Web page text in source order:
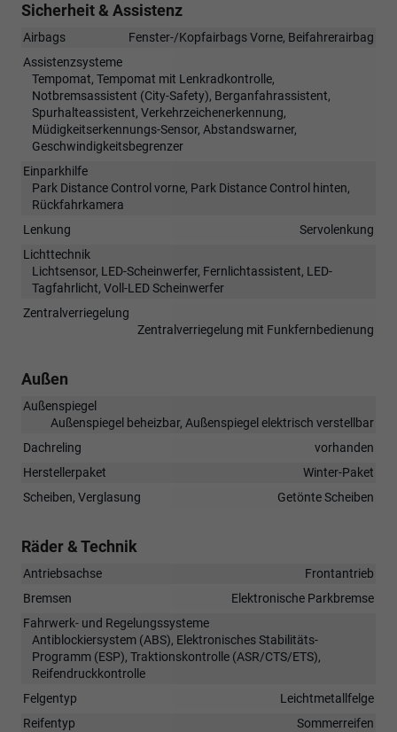
Sicherheit & Assistenz
Airbags
Fenster-/Kopfairbags Vorne, Beifahrerairbag
Assistenzsysteme
Tempomat, Tempomat mit Lenkradkontrolle,
Notbremsassistent (City-Safety), Berganfahrassistent,
Spurhalteassistent, Verkehrzeichenerkennung,
Müdigkeitserkennungs-Sensor, Abstandswarner,
Geschwindigkeitsbegrenzer
Einparkhilfe
Park Distance Control vorne, Park Distance Control hinten,
Rückfahrkamera
Lenkung
Servolenkung
Lichttechnik
Lichtsensor, LED-Scheinwerfer, Fernlichtassistent, LED-
Tagfahrlicht, Voll-LED Scheinwerfer
Zentralverriegelung
Zentralverriegelung mit Funkfernbedienung
Außen
Außenspiegel
Außenspiegel beheizbar, Außenspiegel elektrisch verstellbar
Dachreling
vorhanden
Herstellerpaket
Winter-Paket
Scheiben, Verglasung
Getönte Scheiben
Räder & Technik
Antriebsachse
Frontantrieb
Bremsen
Elektronische Parkbremse
Fahrwerk- und Regelungssysteme
Antiblockiersystem (ABS), Elektronisches Stabilitäts-
Programm (ESP), Traktionskontrolle (ASR/CTS/ETS),
Reifendruckkontrolle
Felgentyp
Leichtmetallfelge
Reifentyp
Sommerreifen